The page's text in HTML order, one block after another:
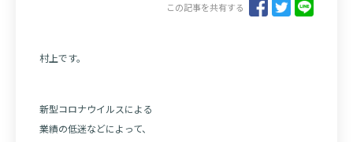
この記事を共有する
村上です。
新型コロナウイルスによる
業績の低迷などによって、